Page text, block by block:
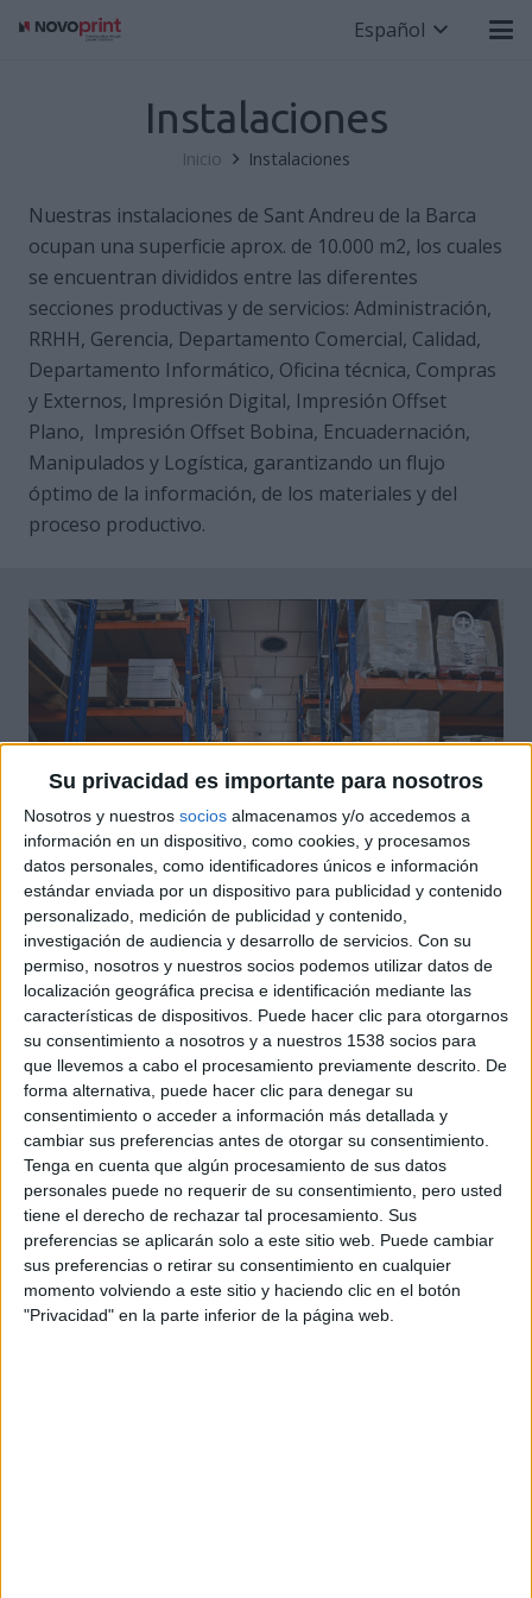
Su privacidad es importante para nosotros
Nosotros y nuestros socios almacenamos y/o accedemos a
información en un dispositivo, como cookies, y procesamos
datos personales, como identificadores únicos e información
estándar enviada por un dispositivo para publicidad y contenido
personalizado, medición de publicidad y contenido,
investigación de audiencia y desarrollo de servicios. Con su
permiso, nosotros y nuestros socios podemos utilizar datos de
localización geográfica precisa e identificación mediante las
características de dispositivos. Puede hacer clic para otorgarnos
su consentimiento a nosotros y a nuestros 1538 socios para
que llevemos a cabo el procesamiento previamente descrito. De
forma alternativa, puede hacer clic para denegar su
consentimiento o acceder a información más detallada y
cambiar sus preferencias antes de otorgar su consentimiento.
Tenga en cuenta que algún procesamiento de sus datos
personales puede no requerir de su consentimiento, pero usted
tiene el derecho de rechazar tal procesamiento. Sus
preferencias se aplicarán solo a este sitio web. Puede cambiar
sus preferencias o retirar su consentimiento en cualquier
momento volviendo a este sitio y haciendo clic en el botón
"Privacidad" en la parte inferior de la página web.
Español
Instalaciones
Inicio Instalaciones
Nuestras instalaciones de Sant Andreu de la Barca
ocupan una superficie aprox. de 10.000 m2, los cuales
se encuentran divididos entre las diferentes
secciones productivas y de servicios: Administración,
RRHH, Gerencia, Departamento Comercial, Calidad,
Departamento Informático, Oficina técnica, Compras
y Externos, Impresión Digital, Impresión Offset
Plano, Impresión Offset Bobina, Encuadernación,
Manipulados y Logística, garantizando un flujo
óptimo de la información, de los materiales y del
proceso productivo.
Certificaciones